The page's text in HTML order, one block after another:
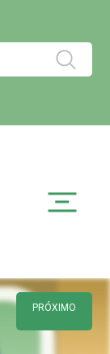
PRÓXIMO